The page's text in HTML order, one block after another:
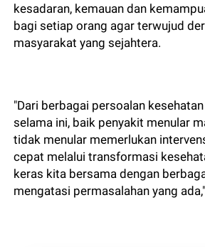
kesadaran, kemauan dan
bagi setiap orang agar terwujud
masyarakat yang sejahtera.
"Dari berbagai persoalan
selama ini, baik penyakit menular
tidak menular memerlukan
cepat melalui transformasi
keras kita bersama dengan
mengatasi permasalahan yang